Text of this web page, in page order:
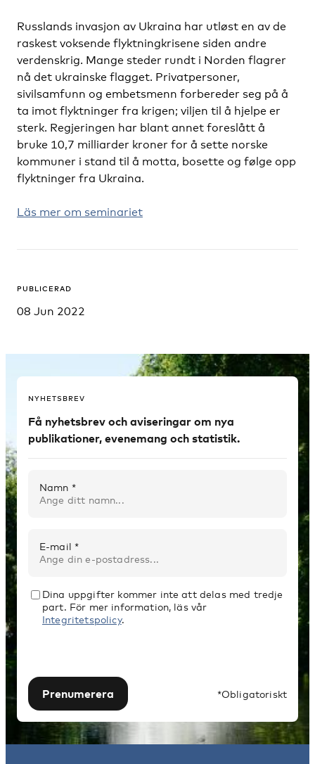
Russlands invasjon av Ukraina har utløst en av de
raskest voksende flyktningkrisene siden andre
verdenskrig. Mange steder rundt i Norden flagrer
nå det ukrainske flagget. Privatpersoner,
sivilsamfunn og embetsmenn forbereder seg på å
ta imot flyktninger fra krigen; viljen til å hjelpe er
sterk. Regjeringen har blant annet foreslått å
bruke 10,7 milliarder kroner for å sette norske
kommuner i stand til å motta, bosette og følge opp
flyktninger fra Ukraina.
Läs mer om seminariet
PUBLICERAD
08 Jun 2022
NYHETSBREV
Få nyhetsbrev och aviseringar om nya
publikationer, evenemang och statistik.
Namn *
E-mail *
Dina uppgifter kommer inte att delas med tredje
part. För mer information, läs vår
Integritetspolicy.
Prenumerera *Obligatoriskt